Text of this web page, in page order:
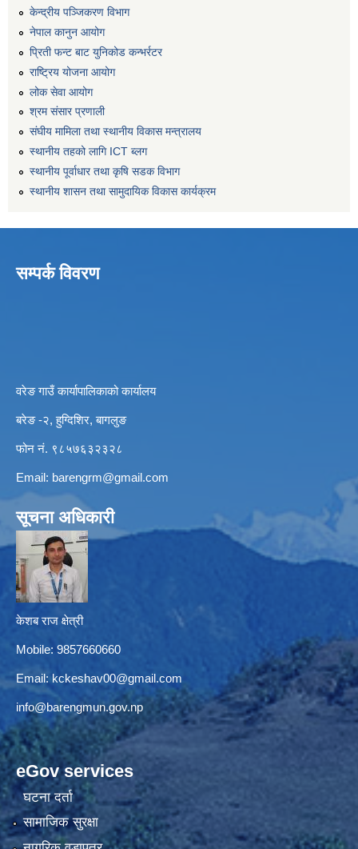
केन्द्रीय पञ्जिकरण विभाग
नेपाल कानुन आयोग
प्रिती फन्ट बाट युनिकोड कन्भर्रटर
राष्ट्रिय योजना आयोग
लोक सेवा आयोग
श्रम संसार प्रणाली
संघीय मामिला तथा स्थानीय विकास मन्त्रालय
स्थानीय तहको लागि ICT ब्लग
स्थानीय पूर्वाधार तथा कृषि सडक विभाग
स्थानीय शासन तथा सामुदायिक विकास कार्यक्रम
सम्पर्क विवरण
वरेङ गाउँ कार्यापालिकाको कार्यालय
बरेङ -२, हुग्दिशिर, बागलुङ
फोन नं. ९८५७६३२३२८
Email: barengrm@gmail.com
सूचना अधिकारी
केशब राज क्षेत्री
Mobile: 9857660660
Email: kckeshav00@gmail.com
info@barengmun.gov.np
eGov services
घटना दर्ता
सामाजिक सुरक्षा